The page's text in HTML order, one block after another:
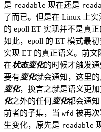
是 readable 现在还是
了而已。但是在 Linux 上
的 epoll ET 实现并不是真正
如此，epoll 的 ET 模式最
实现 ET 的真正语义。前
在状态变化的时候才触发
要有 变化就会通知，这里的
变化，换言之就是语义更
化之外的任何变化都会通
前者的子集，当 wfd 被再次
生变化，原先是 readable